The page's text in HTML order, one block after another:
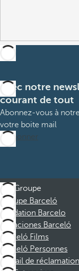
Avec notre
courant de tout
Abonnez-vous à
votre boite mail
M’abonner
Groupe
Groupe Barceló
Fondation Barcelo
Vacaciones Barceló
Barceló Films
Barceló Personnes
Portail de